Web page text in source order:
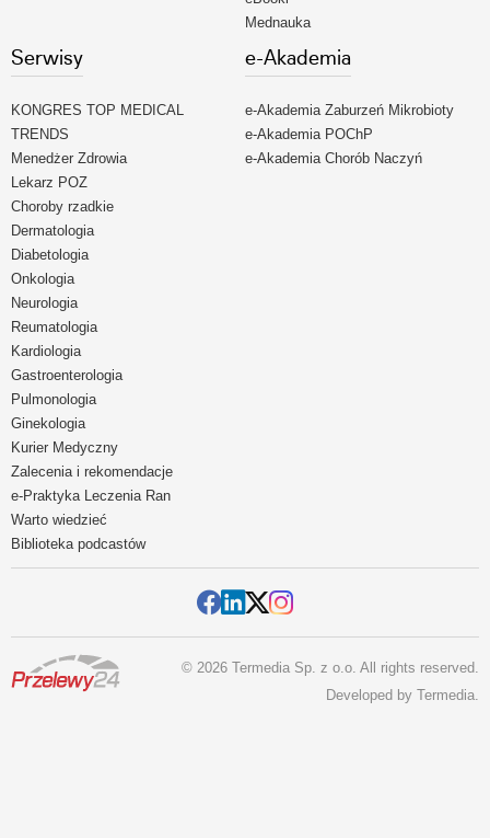
Mednauka
Serwisy
KONGRES TOP MEDICAL
TRENDS
Menedżer Zdrowia
Lekarz POZ
Choroby rzadkie
Dermatologia
Diabetologia
Onkologia
Neurologia
Reumatologia
Kardiologia
Gastroenterologia
Pulmonologia
Ginekologia
Kurier Medyczny
Zalecenia i rekomendacje
e-Praktyka Leczenia Ran
Warto wiedzieć
Biblioteka podcastów
e-Akademia
e-Akademia Zaburzeń Mikrobioty
e-Akademia POChP
e-Akademia Chorób Naczyń
© 2026 Termedia Sp. z o.o. All rights reserved.
Developed by Termedia.